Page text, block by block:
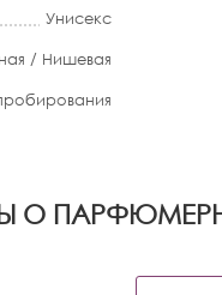
Унисекс
/ Нишевая
О